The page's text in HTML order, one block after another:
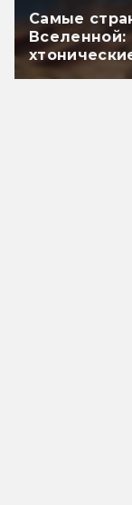
Самые
Вселенной: